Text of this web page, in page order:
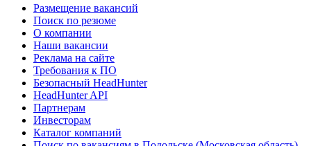
Размещение вакансий
Поиск по резюме
О компании
Наши вакансии
Реклама на сайте
Требования к ПО
Безопасный HeadHunter
HeadHunter API
Партнерам
Инвесторам
Каталог компаний